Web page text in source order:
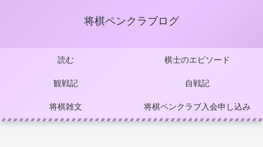
将棋ペンクラブログ
読む 棋士のエピソード
観戦記 自戦記
将棋雑文 将棋ペンクラブ入会申し込み